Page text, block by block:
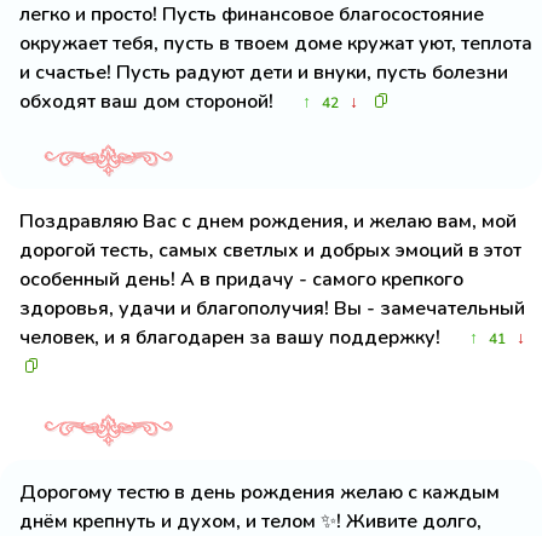
легко и просто! Пусть финансовое благосостояние
окружает тебя, пусть в твоем доме кружат уют, теплота
и счастье! Пусть радуют дети и внуки, пусть болезни
обходят ваш дом стороной!
↑ 42 ↓
Поздравляю Вас с днем рождения, и желаю вам, мой
дорогой тесть, самых светлых и добрых эмоций в этот
особенный день! А в придачу - самого крепкого
здоровья, удачи и благополучия! Вы - замечательный
человек, и я благодарен за вашу поддержку!
↑ 41 ↓
Дорогому тестю в день рождения желаю с каждым
днём крепнуть и духом, и телом ✨! Живите долго,